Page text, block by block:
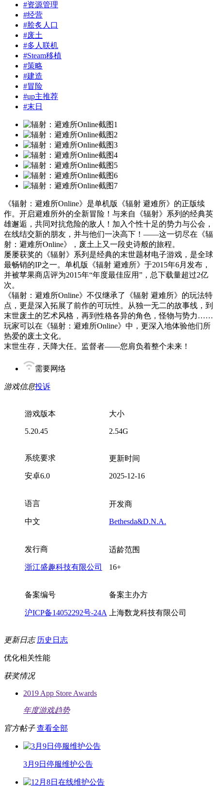
#资源管理
#经营
#脍炙人口
#废土
#多人联机
#Steam移植
#策略
#建造
#冒险
#up主推荐
#末日
《辐射：避难所Online》是单机版《辐射 避难所》的正版续
作。开启避难所外的全新冒险！与来自《辐射》系列的经典英
雄邂逅，共同对抗危险的敌人！加入个性十足的势力与公会，
在线结交新的朋友，并与他们一决高下！——这一切尽在《辐
射：避难所Online》，废土上又一段史诗般的旅程。
屡屡获奖的《辐射》系列是经典的末世题材电子游戏，是全球
最畅销的IP之一。单机版《辐射 避难所》于2015年6月发布，
并被苹果商店评为2015年“年度最佳应用”，总下载量超过2亿
次。
《辐射：避难所Online》不仅继承了《辐射 避难所》的玩法特
点，更是深入拓展了前作的可玩性。从独一无二的故事线，到
末世废土的艺术风格，再到性格各异的角色，怪物与势力……
玩家可以在《辐射：避难所Online》中，更深入地体验他们所
热爱的废土文化。
末世生存，天降大任。监督者——您肩负着整个未来！
需要网络
游戏信息投诉
游戏版本
5.20.45
大小
2.54G
系统要求
安卓6.0
更新时间
2025-12-16
语言
中文
开发商
Bethesda&D.N.A.
发行商
浙江盛趣科技有限公司
适龄范围
16+
备案编号
沪ICP备14052292号-24A
备案主办方
上海数龙科技有限公司
更新日志 历史日志
优化相关性能
获奖情况
2019 App Store Awards
年度游戏趋势
官方帖子 查看全部
3月9日停服维护公告